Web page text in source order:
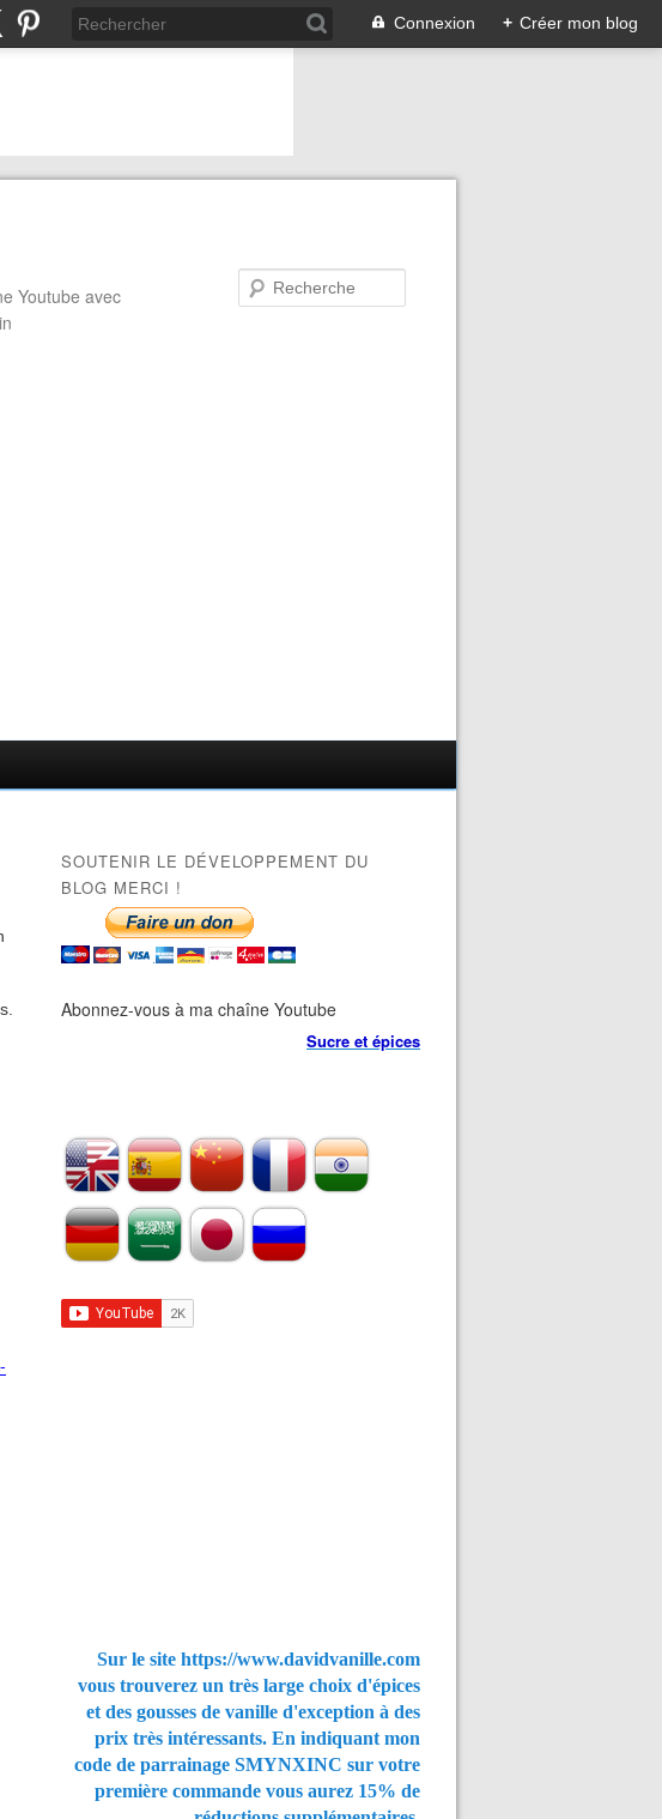
Connexion + Créer mon blog
Youtube avec
SOUTENIR LE DÉVELOPPEMENT DU
BLOG MERCI !
Abonnez-vous à ma chaîne Youtube
Sucre et épices
Sur le site https://www.davidvanille.com
vous trouverez un très large choix d'épices
et des gousses de vanille d'exception à des
prix très intéressants. En indiquant mon
code de parrainage SMYNXINC sur votre
première commande vous aurez 15% de